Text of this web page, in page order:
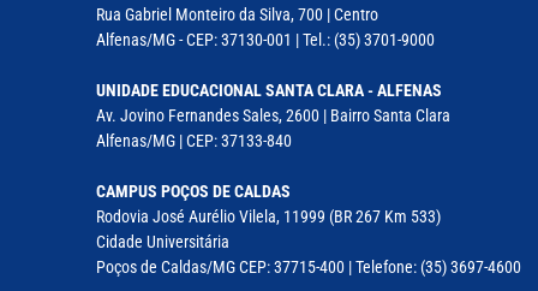
Rua Gabriel Monteiro da Silva, 700 | Centro
Alfenas/MG - CEP: 37130-001 | Tel.: (35) 3701-9000
UNIDADE EDUCACIONAL SANTA CLARA - ALFENAS
Av. Jovino Fernandes Sales, 2600 | Bairro Santa Clara
Alfenas/MG | CEP: 37133-840
CAMPUS POÇOS DE CALDAS
Rodovia José Aurélio Vilela, 11999 (BR 267 Km 533)
Cidade Universitária
Poços de Caldas/MG CEP: 37715-400 | Telefone: (35) 3697-4600